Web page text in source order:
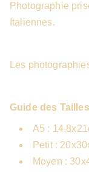
Photographie
Italiennes.
Les
Guide des
A5 :
Petit :
Moyen :